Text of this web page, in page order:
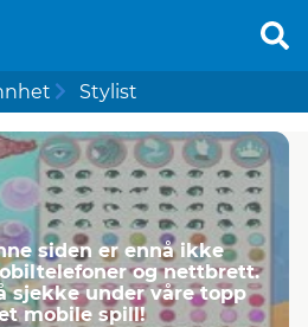
Stylist
siden er ennå ikke
og nettbrett.
sjekke under våre topp
mobile spill!